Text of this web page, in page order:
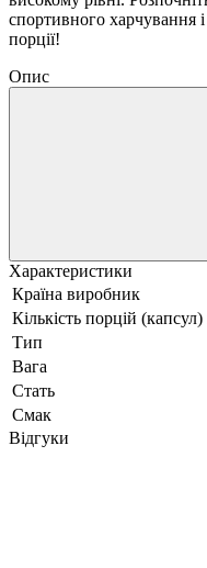
спортивного харчування
порції!
Опис
Характеристики
Країна виробник
Кількість порцій
Тип
Вага
Стать
Смак
Відгуки